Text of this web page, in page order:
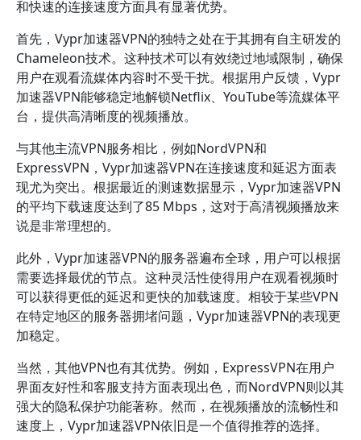
和快速的连接速度方面具有显著优势。
首先，Vypr加速器VPN的独特之处在于其拥有自主研发的
Chameleon技术。这种技术可以有效绕过地域限制，确保
用户在观看流媒体内容时不受干扰。根据用户反馈，Vypr
加速器VPN能够稳定地解锁Netflix、YouTube等流媒体平
台，提供高清晰度的视频播放。
与其他主流VPN服务相比，例如NordVPN和
ExpressVPN，Vypr加速器VPN在连接速度和延迟方面表
现尤为突出。根据最近的测速数据显示，Vypr加速器VPN
的平均下载速度达到了85 Mbps，这对于高清视频播放来
说是非常理想的。
此外，Vypr加速器VPN的服务器遍布全球，用户可以根据
需要选择最优的节点。这种灵活性使得用户在观看视频时
可以获得更低的延迟和更快的加载速度。相较于某些VPN
在特定地区的服务器拥堵问题，Vypr加速器VPN的表现更
加稳定。
当然，其他VPN也有其优势。例如，ExpressVPN在用户
界面友好性和客服支持方面表现出色，而NordVPN则以其
强大的隐私保护功能著称。然而，在视频播放的流畅性和
速度上，Vypr加速器VPN依旧是一个值得推荐的选择。